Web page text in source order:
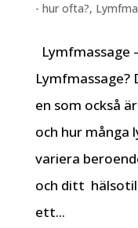
- hur ofta?,
Lymfmassage
Lymfmassage?
en som också
och hur många
variera
och ditt
ett...